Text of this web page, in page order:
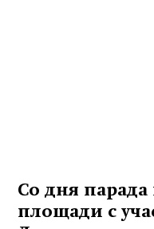
Со дня
площади с